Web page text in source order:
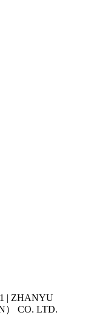
| ZHANYU
） CO. LTD.